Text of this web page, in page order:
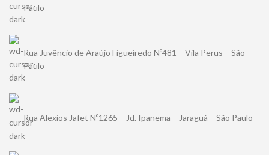
Paulo
Rua Juvêncio de Araújo Figueiredo Nº481 – Vila Perus – São
Paulo
Rua Alexios Jafet Nº1265 – Jd. Ipanema – Jaraguá – São Paulo